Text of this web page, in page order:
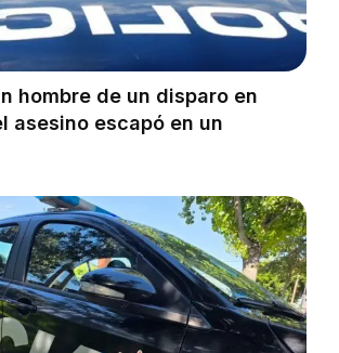
hombre de un disparo en
asesino escapó en un